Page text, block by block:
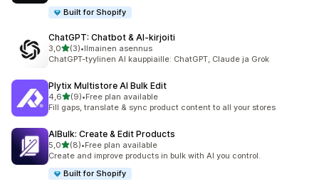
Built for Shopify
ChatGPT: Chatbot & AI‑kirjoiti
3,0/ 5 tähteä
(3)
3 arvostelua yhteensä
•Ilmainen asennus
ChatGPT-tyylinen AI kauppiaille: ChatGPT, Claude ja Grok
Plytix Multistore AI Bulk Edit
4,6/ 5 tähteä
(9)
9 arvostelua yhteensä
•Free plan available
Fill gaps, translate & sync product content to all your stores
AIBulk: Create & Edit Products
5,0/ 5 tähteä
(8)
8 arvostelua yhteensä
•Free plan available
Create and improve products in bulk with AI you control.
Built for Shopify